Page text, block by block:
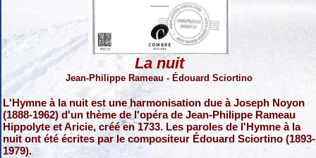
La nuit
Jean-Philippe Rameau - Édouard Sciortino
L'Hymne à la nuit est une harmonisation due à Joseph Noyon
(1888-1962) d'un thème de l'opéra de Jean-Philippe Rameau
Hippolyte et Aricie, créé en 1733. Les paroles de l'Hymne à la
nuit ont été écrites par le compositeur Édouard Sciortino (1893-
1979).